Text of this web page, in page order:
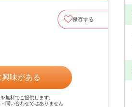
保存する
味がある
無料でご提供します。
問い合わせではありません